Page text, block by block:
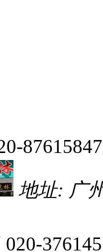
87615847
地址: 广
020-